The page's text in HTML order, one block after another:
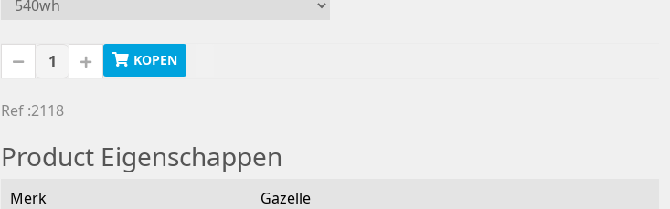
KOPEN
Ref :2118
Product Eigenschappen
Merk
Gazelle